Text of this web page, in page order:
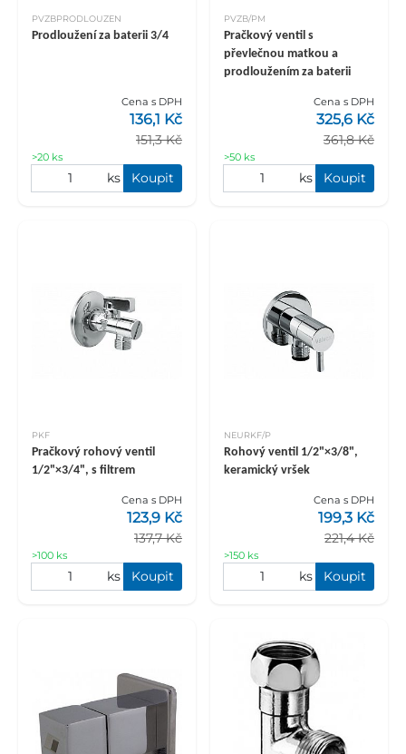
PVZBPRODLOUZEN
Prodloužení za baterii 3/4
Cena s DPH
151,3 Kč
136,1 Kč
>20 ks
ks Koupit
PVZB/PM
Pračkový ventil s
převlečnou matkou a
prodloužením za baterii
Cena s DPH
361,8 Kč
325,6 Kč
>50 ks
ks Koupit
PKF
Pračkový rohový ventil
1/2"×3/4", s filtrem
Cena s DPH
137,7 Kč
123,9 Kč
>100 ks
ks Koupit
NEURKF/P
Rohový ventil 1/2"×3/8",
keramický vršek
Cena s DPH
221,4 Kč
199,3 Kč
>150 ks
ks Koupit